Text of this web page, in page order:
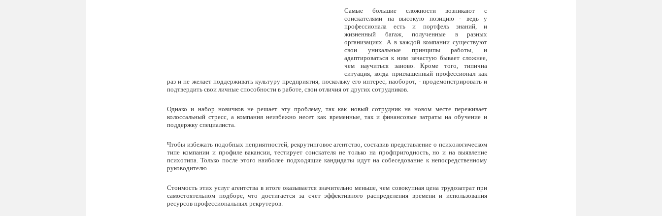
Самые большие сложности возникают с
соискателями на высокую позицию - ведь у
профессионала есть и портфель знаний, и
жизненный багаж, полученные в разных
организациях. А в каждой компании существуют
свои уникальные принципы работы, и
адаптироваться к ним зачастую бывает сложнее,
чем научиться заново. Кроме того, типична
ситуация, когда приглашенный профессионал как
раз и не желает поддерживать культуру предприятия, поскольку его интерес, наоборот, - продемонстрировать и
подтвердить свои личные способности в работе, свои отличия от других сотрудников.
Однако и набор новичков не решает эту проблему, так как новый сотрудник на новом месте переживает
колоссальный стресс, а компания неизбежно несет как временные, так и финансовые затраты на обучение и
поддержку специалиста.
Чтобы избежать подобных неприятностей, рекрутинговое агентство, составив представление о психологическом
типе компании и профиле вакансии, тестирует соискателя не только на профпригодность, но и на выявление
психотипа. Только после этого наиболее подходящие кандидаты идут на собеседование к непосредственному
руководителю.
Стоимость этих услуг агентства в итоге оказывается значительно меньше, чем совокупная цена трудозатрат при
самостоятельном подборе, что достигается за счет эффективного распределения времени и использования
ресурсов профессиональных рекрутеров.